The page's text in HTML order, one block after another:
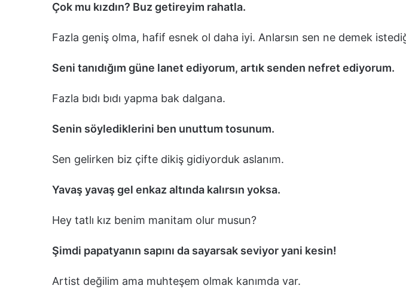
Çok mu kızdın? Buz getireyim rahatla.
Fazla geniş olma, hafif esnek ol daha iyi. Anlarsın sen ne demek
Seni tanıdığım güne lanet ediyorum, artık senden nefret ediyorum.
Fazla bıdı bıdı yapma bak dalgana.
Senin söylediklerini ben unuttum tosunum.
Sen gelirken biz çifte dikiş gidiyorduk aslanım.
Yavaş yavaş gel enkaz altında kalırsın yoksa.
Hey tatlı kız benim manitam olur musun?
Şimdi papatyanın sapını da sayarsak seviyor yani kesin!
Artist değilim ama muhteşem olmak kanımda var.